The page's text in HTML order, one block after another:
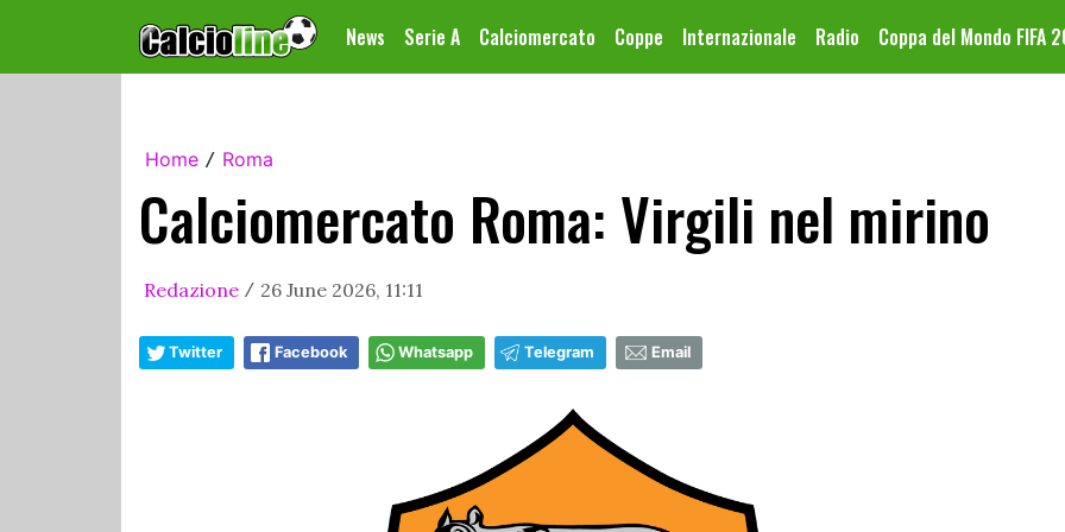
News Serie A Calciomercato Coppe Internazionale Radio Coppa del Mondo FIFA
Home / Roma
Calciomercato Roma: Virgili nel mirino
Redazione / 26 June 2026, 11:11
Twitter Facebook Whatsapp Telegram Email